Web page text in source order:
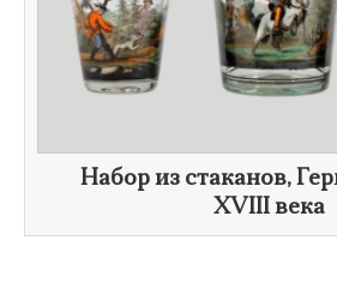
Набор из стаканов,
XVIII века